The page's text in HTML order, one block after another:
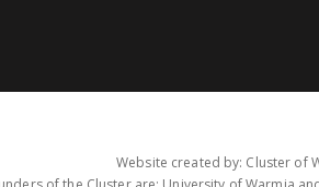
Website created by: Cluster of